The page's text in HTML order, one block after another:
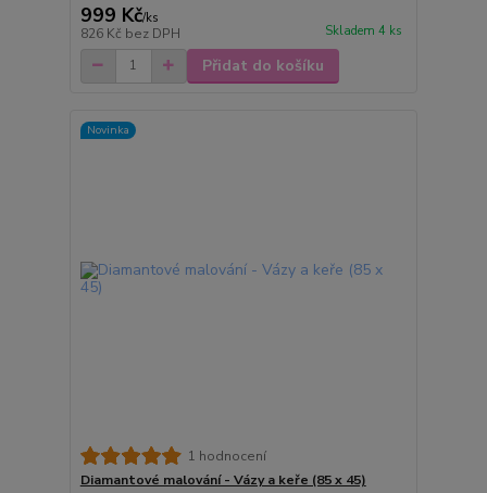
999 Kč/ks
826 Kč bez DPH Skladem 4 ks
Přidat do košíku
Novinka
1 hodnocení
Diamantové malování - Vázy a keře (85 x 45)